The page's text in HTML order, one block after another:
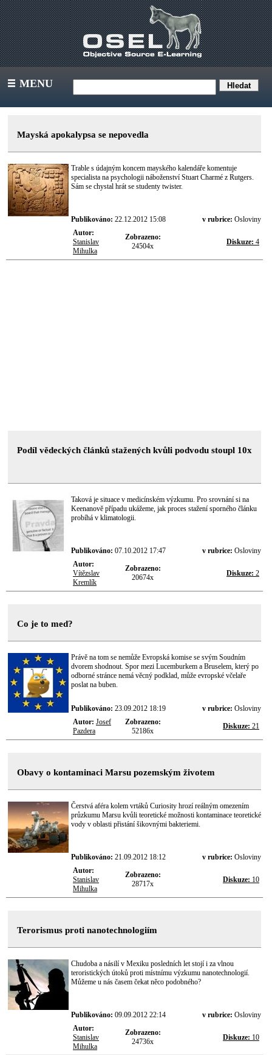
III MENU
Mayská apokalypsa se nepovedla
Trable s údajným koncem mayského kalendáře komentuje
specialista na psychologii náboženství Stuart Charmé z Rutgers.
Sám se chystal hrát se studenty twister.
Publikováno: 22.12.2012 15:08 v rubrice: Osloviny
Autor:
Stanislav
Mihulka
Zobrazeno:
24504x
Diskuze: 4
Podíl vědeckých článků stažených kvůli podvodu stoupl 10x
Taková je situace v medicínském výzkumu. Pro srovnání si na
Keenanově případu ukážeme, jak proces stažení sporného článku
probíhá v klimatologii.
Publikováno: 07.10.2012 17:47 v rubrice: Osloviny
Autor:
Vítězslav
Kremlík
Zobrazeno:
20674x
Diskuze: 2
Co je to med?
Právě na tom se nemůže Evropská komise se svým Soudním
dvorem shodnout. Spor mezi Lucemburkem a Bruselem, který po
odborné stránce nemá věcný podklad, může evropské včelaře
poslat na buben.
Publikováno: 23.09.2012 18:19 v rubrice: Osloviny
Autor: Josef
Pazdera
Zobrazeno:
52186x
Diskuze: 21
Obavy o kontaminaci Marsu pozemským životem
Čerstvá aféra kolem vrtáků Curiosity hrozí reálným omezením
průzkumu Marsu kvůli teoretické možnosti kontaminace teoretické
vody v oblasti přistání šikovnými bakteriemi.
Publikováno: 21.09.2012 18:12 v rubrice: Osloviny
Autor:
Stanislav
Mihulka
Zobrazeno:
28717x
Diskuze: 10
Terorismus proti nanotechnologiím
Chudoba a násilí v Mexiku posledních let stojí i za vlnou
teroristických útoků proti místnímu výzkumu nanotechnologií.
Můžeme u nás časem čekat něco podobného?
Publikováno: 09.09.2012 22:14 v rubrice: Osloviny
Autor:
Stanislav
Mihulka
Zobrazeno:
24736x
Diskuze: 10